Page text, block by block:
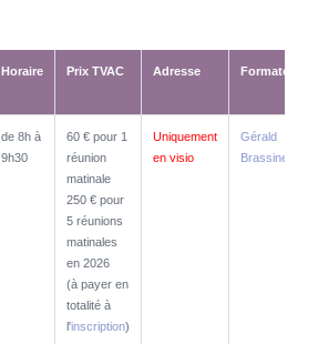
Horaire Prix TVAC Adresse Formateurs
de 8h à
9h30
60 € pour 1
réunion
matinale
250 € pour
5 réunions
matinales
en 2026
(à payer en
totalité à
l'inscription)
Uniquement
en visio
Gérald
Brassine